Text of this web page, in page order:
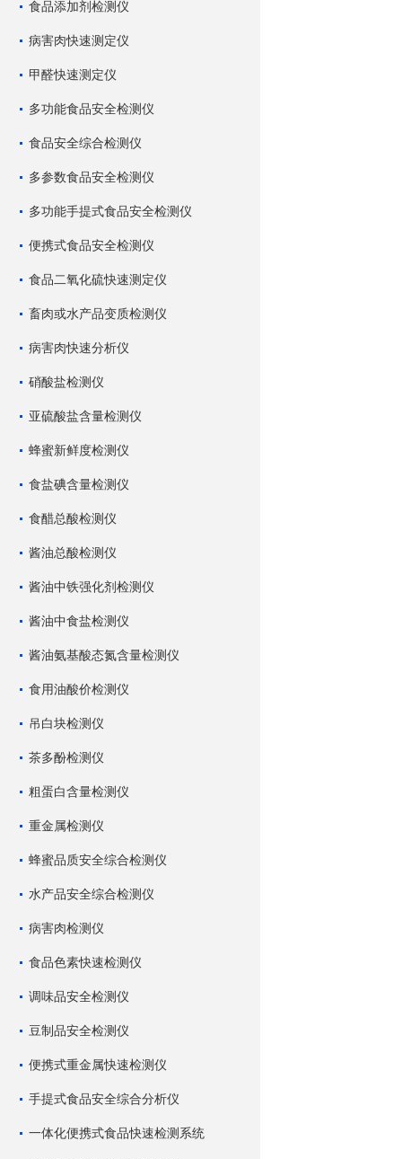
食品添加剂检测仪
病害肉快速测定仪
甲醛快速测定仪
多功能食品安全检测仪
食品安全综合检测仪
多参数食品安全检测仪
多功能手提式食品安全检测仪
便携式食品安全检测仪
食品二氧化硫快速测定仪
畜肉或水产品变质检测仪
病害肉快速分析仪
硝酸盐检测仪
亚硫酸盐含量检测仪
蜂蜜新鲜度检测仪
食盐碘含量检测仪
食醋总酸检测仪
酱油总酸检测仪
酱油中铁强化剂检测仪
酱油中食盐检测仪
酱油氨基酸态氮含量检测仪
食用油酸价检测仪
吊白块检测仪
茶多酚检测仪
粗蛋白含量检测仪
重金属检测仪
蜂蜜品质安全综合检测仪
水产品安全综合检测仪
病害肉检测仪
食品色素快速检测仪
调味品安全检测仪
豆制品安全检测仪
便携式重金属快速检测仪
手提式食品安全综合分析仪
一体化便携式食品快速检测系统